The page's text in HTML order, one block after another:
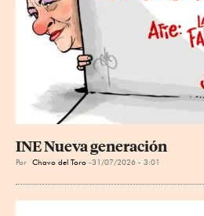
INE Nueva generación
Por Chavo del Toro 31/07/2026 - 3:01